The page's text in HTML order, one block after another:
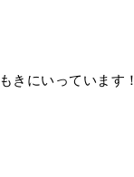
きにいっています！